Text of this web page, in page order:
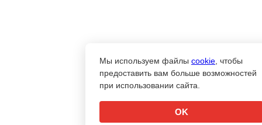
Мы используем файлы cookie , чтобы
предоставить вам больше возможностей
при использовании сайта.
OK